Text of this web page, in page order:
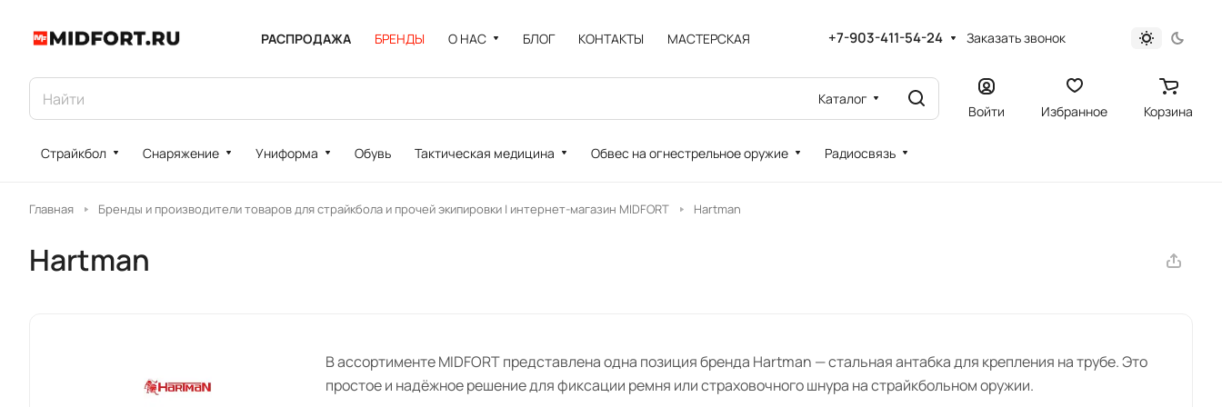
РАСПРОДАЖА БРЕНДЫ О НАС БЛОГ КОНТАКТЫ МАСТЕРСКАЯ +7-903-411-54-24 Заказать звонок
Каталог
Войти Избранное Корзина
Страйкбол Снаряжение Униформа Обувь Тактическая медицина Обвес на огнестрельное оружие Радиосвязь
Главная Бренды и производители товаров для страйкбола и прочей экипировки | интернет-магазин MIDFORT Hartman
Hartman
В ассортименте MIDFORT представлена одна позиция бренда Hartman — стальная антабка для крепления на трубе. Это
простое и надёжное решение для фиксации ремня или страховочного шнура на страйкбольном оружии.